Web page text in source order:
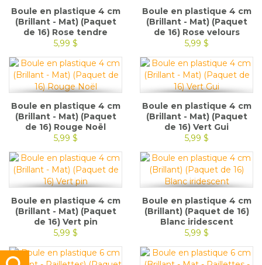
Boule en plastique 4 cm
(Brillant - Mat) (Paquet
de 16) Rose tendre
5,99 $
Boule en plastique 4 cm
(Brillant - Mat) (Paquet
de 16) Rose velours
5,99 $
Boule en plastique 4 cm
(Brillant - Mat) (Paquet
de 16) Rouge Noël
5,99 $
Boule en plastique 4 cm
(Brillant - Mat) (Paquet
de 16) Vert Gui
5,99 $
Boule en plastique 4 cm
(Brillant - Mat) (Paquet
de 16) Vert pin
5,99 $
Boule en plastique 4 cm
(Brillant) (Paquet de 16)
Blanc iridescent
5,99 $